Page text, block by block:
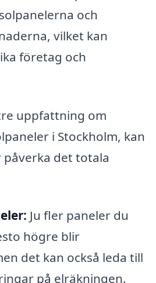
och
vilket kan
företag och
uppfattning om
i Stockholm, kan
det totala
Ju fler paneler du
högre blir
det kan också leda till
på elräkningen.